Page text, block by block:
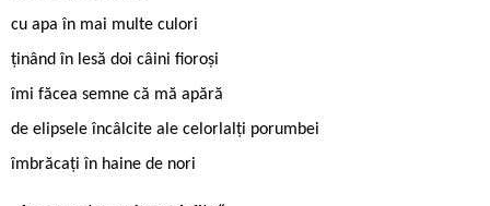
cu apa în mai multe culori
ținând în lesă doi câini fioroși
îmi făcea semne că mă apără
de elipsele încâlcite ale celorlalți porumbei
îmbrăcați în haine de nori